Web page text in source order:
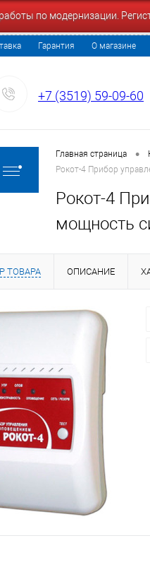
работы по модернизации.
Гарантия О магазине
+7 (3519) 59-09-60
Главная страница •
Рокот-4 Прибор
Рокот-4
мощность
ТОВАРА ОПИСАНИЕ